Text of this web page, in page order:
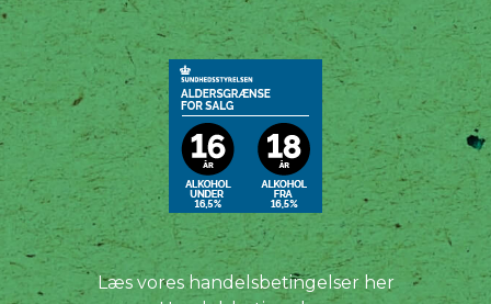
Læs vores handelsbetingelser her